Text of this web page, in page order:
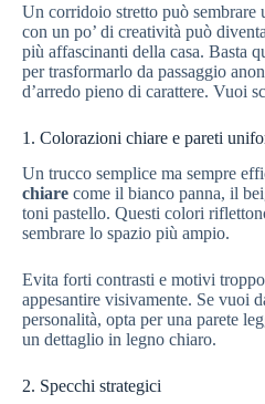
Un corridoio stretto può sembrare
con un po’ di creatività può
più affascinanti della casa. Basta
per trasformarlo da passaggio
d’arredo pieno di carattere. Vuoi
1. Colorazioni chiare e pareti
Un trucco semplice ma sempre
chiare come il bianco panna, il
toni pastello. Questi colori
sembrare lo spazio più ampio.
Evita forti contrasti e motivi
appesantire visivamente. Se vuoi
personalità, opta per una parete
un dettaglio in legno chiaro.
2. Specchi strategici